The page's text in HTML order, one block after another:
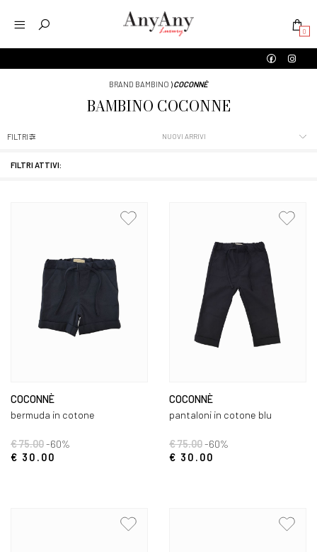
0
BRAND BAMBINO ⟩COCONNÈ
BAMBINO COCONNÈ
FILTRI ATTIVI:
FILTRI
COCONNÈ
bermuda in cotone
€ 75.00-60%
€ 30.00
COCONNÈ
pantaloni in cotone blu
€ 75.00-60%
€ 30.00